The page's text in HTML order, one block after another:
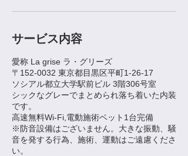
サービス内容
愛称 La grise ラ・グリーズ
〒152-0032 東京都目黒区平町1-26-17
ソシアル都立大学駅前ビル 3階306号室
シックなグレーでまとめられ落ち着いた内装
です。
高速無料Wi-Fi,電動施術ベット1台完備
※防音設備はございません。大きな振動、騒
音を発する行為、施術、運動はご遠慮くださ
い。